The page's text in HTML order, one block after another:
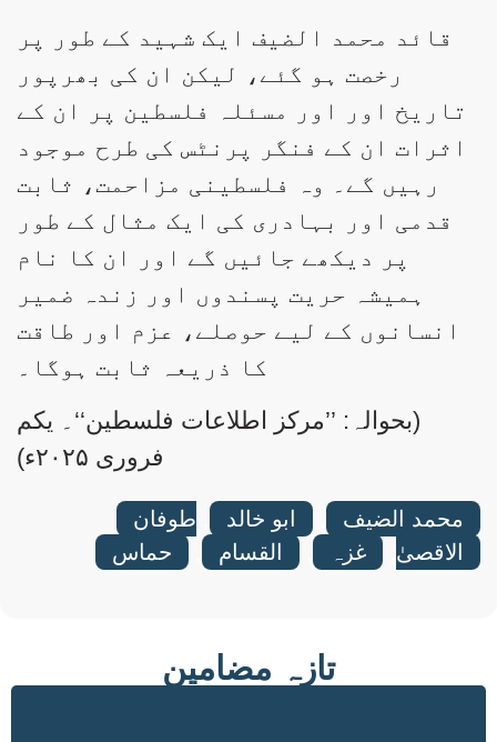
قائد محمد الضیف ایک شہید کے طور پر
رخصت ہو گئے، لیکن ان کی بھرپور
تاریخ اور اور مسئلہ فلسطین پر ان کے
اثرات ان کے فنگر پرنٹس کی طرح موجود
رہیں گے۔ وہ فلسطینی مزاحمت، ثابت
قدمی اور بہادری کی ایک مثال کے طور
پر دیکھے جائیں گے اور ان کا نام
ہمیشہ حریت پسندوں اور زندہ ضمیر
انسانوں کے لیے حوصلے، عزم اور طاقت
کا ذریعہ ثابت ہوگا۔
(بحوالہ: ’’مرکز اطلاعات فلسطین‘‘۔ یکم
فروری ۲۰۲۵ء)
محمد الضیف ابو خالد
طوفان
الاقصیٰ
غزہ القسام حماس
تازہ مضامین